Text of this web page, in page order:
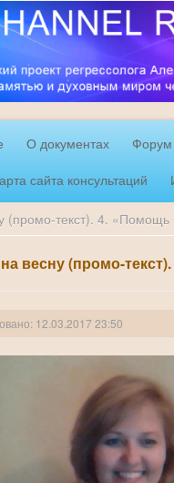
О документах
Форум
сайта консультаций
(промо-текст). 4. «Помощь
весну (промо-
12.03.2017 23:50